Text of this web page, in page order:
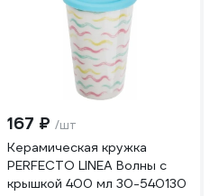
167 ₽ /шт
Керамическая кружка
PERFECTO LINEA Волны с
крышкой 400 мл 30-540130